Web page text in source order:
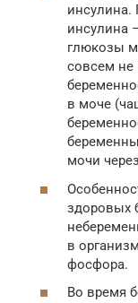
инсулина.
инсулина
глюкозы
совсем не
в моче
мочи
здоровых
в
фосфора.
Во время